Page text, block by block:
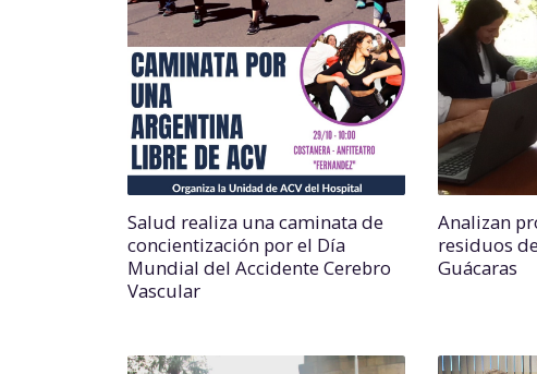
Salud realiza una caminata de
concientización por el Día
Mundial del Accidente Cerebro
Vascular
Analizan
residuos
Guácaras